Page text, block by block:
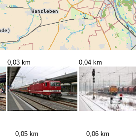
0,03 km 0,04 km
0,05 km 0,06 km